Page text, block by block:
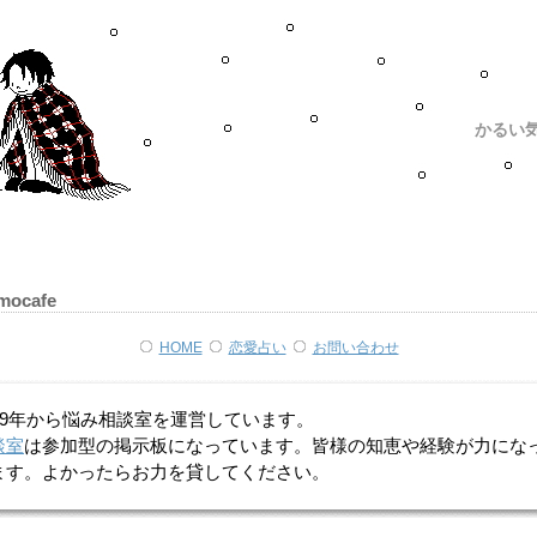
かるい
HOME 恋愛占い お問い合わせ
年から悩み相談室を運営しています。
室は参加型の掲示板になっています。皆様の知恵や経験が力にな
す。よかったらお力を貸してください。